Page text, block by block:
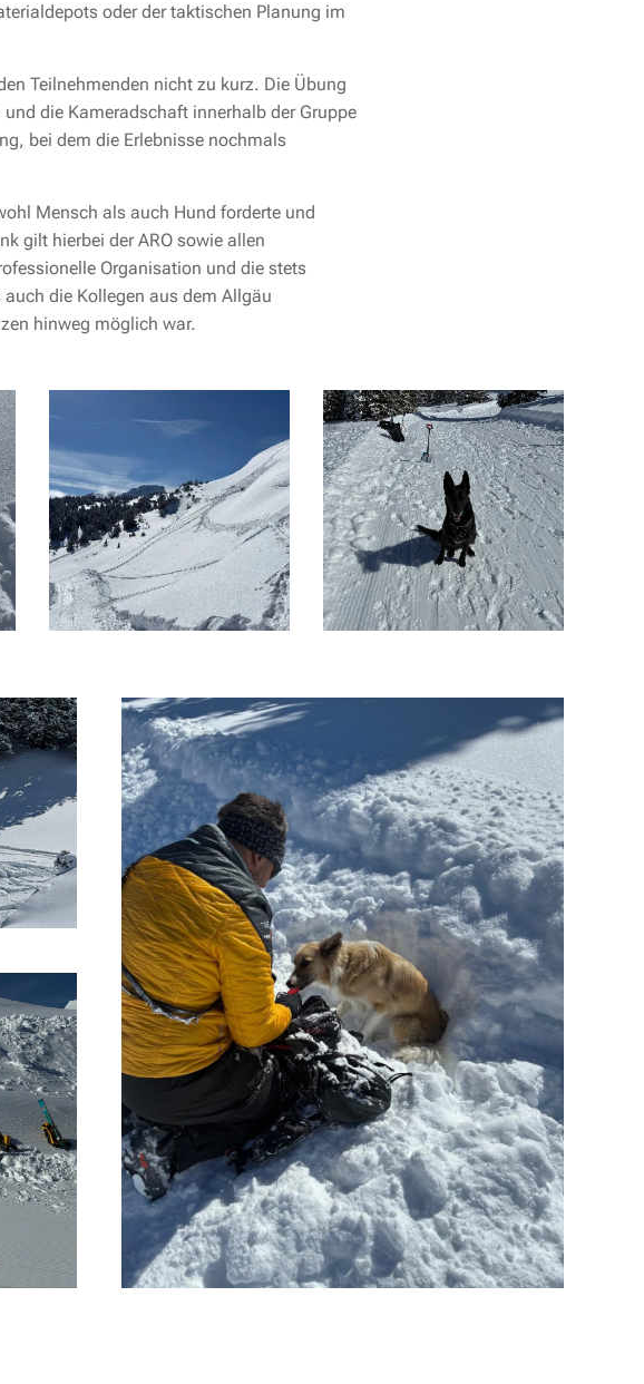
oder der taktischen Planung im
Teilnehmenden nicht zu kurz. Die Übung
die Kameradschaft innerhalb der Gruppe
bei dem die Erlebnisse nochmals
Mensch als auch Hund forderte und
gilt hierbei der ARO sowie allen
Organisation und die stets
die Kollegen aus dem Allgäu
hinweg möglich war.